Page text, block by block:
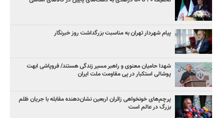
پیام شهردار تهران به مناسبت بزرگداشت روز خبرنگار
شهدا حامیان معنوی و راهبر مسیر زندگی هستند/ فروپاشی ابهت
پوشالی استکبار در پی مقاومت ملت ایران
پرچم‌های خونخواهی زائران اربعین نشان‌دهنده مقابله با جریان ظلم
بزرگ در عالم است